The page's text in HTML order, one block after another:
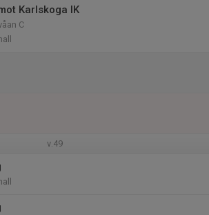
Karlskoga IK
C
v.49